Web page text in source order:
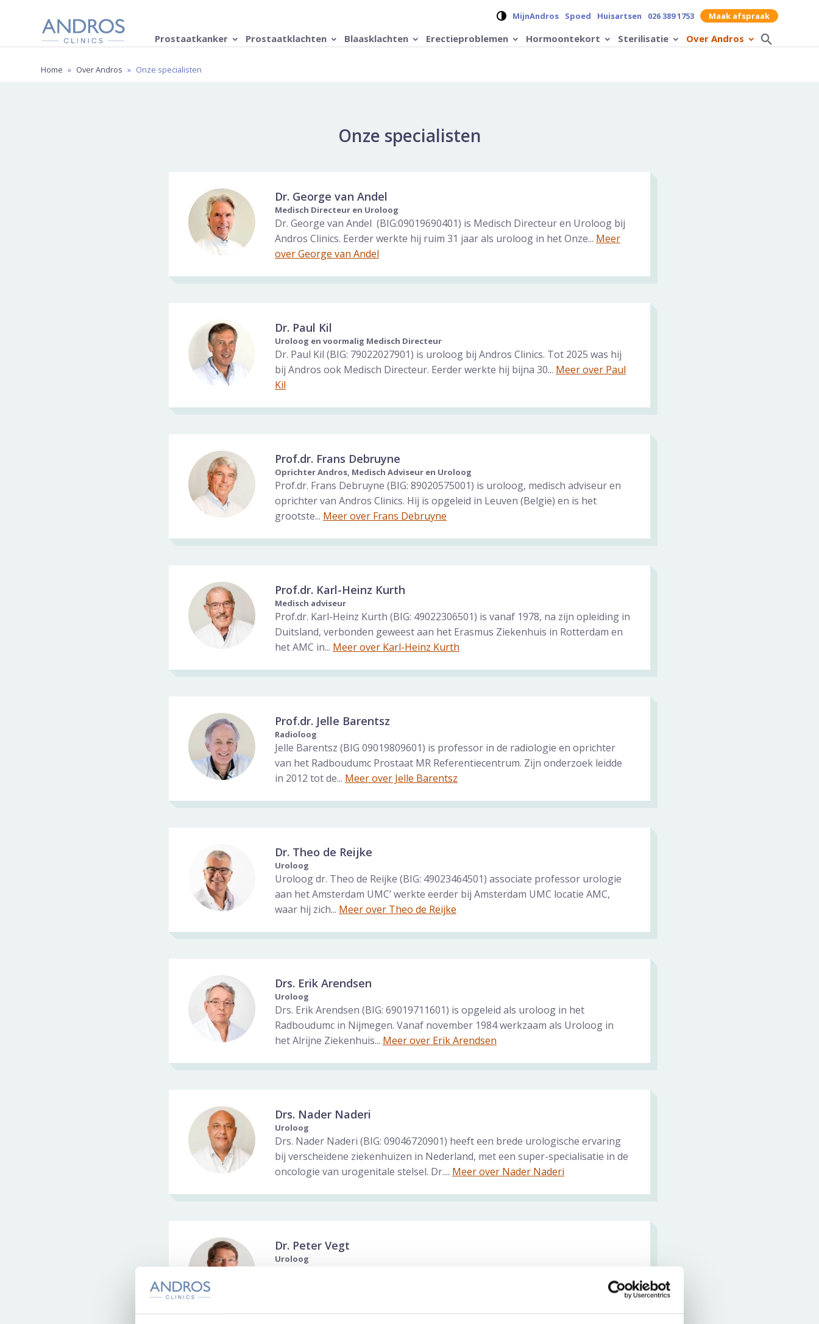
Verander contrast op de website
MijnAndros Spoed Huisartsen 026 389 1753 Maak afspraak
Prostaatkanker Prostaatklachten Blaasklachten Erectieproblemen Hormoontekort Sterilisatie Over Andros
Home » Over Andros » Onze specialisten
Onze specialisten
Dr. George van Andel
Medisch Directeur en Uroloog
Dr. George van Andel (BIG:09019690401) is Medisch Directeur en Uroloog bij
Andros Clinics. Eerder werkte hij ruim 31 jaar als uroloog in het Onze... Meer
over George van Andel
Dr. Paul Kil
Uroloog en voormalig Medisch Directeur
Dr. Paul Kil (BIG: 79022027901) is uroloog bij Andros Clinics. Tot 2025 was hij
bij Andros ook Medisch Directeur. Eerder werkte hij bijna 30... Meer over Paul
Kil
Prof.dr. Frans Debruyne
Oprichter Andros, Medisch Adviseur en Uroloog
Prof.dr. Frans Debruyne (BIG: 89020575001) is uroloog, medisch adviseur en
oprichter van Andros Clinics. Hij is opgeleid in Leuven (België) en is het
grootste... Meer over Frans Debruyne
Prof.dr. Karl-Heinz Kurth
Medisch adviseur
Prof.dr. Karl-Heinz Kurth (BIG: 49022306501) is vanaf 1978, na zijn opleiding in
Duitsland, verbonden geweest aan het Erasmus Ziekenhuis in Rotterdam en
het AMC in... Meer over Karl-Heinz Kurth
Prof.dr. Jelle Barentsz
Radioloog
Jelle Barentsz (BIG 09019809601) is professor in de radiologie en oprichter
van het Radboudumc Prostaat MR Referentiecentrum. Zijn onderzoek leidde
in 2012 tot de... Meer over Jelle Barentsz
Dr. Theo de Reijke
Uroloog
Uroloog dr. Theo de Reijke (BIG: 49023464501) associate professor urologie
aan het Amsterdam UMC’ werkte eerder bij Amsterdam UMC locatie AMC,
waar hij zich... Meer over Theo de Reijke
Drs. Erik Arendsen
Uroloog
Drs. Erik Arendsen (BIG: 69019711601) is opgeleid als uroloog in het
Radboudumc in Nijmegen. Vanaf november 1984 werkzaam als Uroloog in
het Alrijne Ziekenhuis... Meer over Erik Arendsen
Drs. Nader Naderi
Uroloog
Drs. Nader Naderi (BIG: 09046720901) heeft een brede urologische ervaring
bij verscheidene ziekenhuizen in Nederland, met een super-specialisatie in de
oncologie van urogenitale stelsel. Dr.... Meer over Nader Naderi
Dr. Peter Vegt
Uroloog
te Leiden/Leiderdorp van 1985 tot 2016. Zijn opleiding geneeskunde volgde